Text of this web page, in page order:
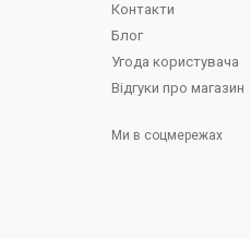
Контакти
Блог
Угода користувача
Відгуки про магазин
Ми в соцмережах